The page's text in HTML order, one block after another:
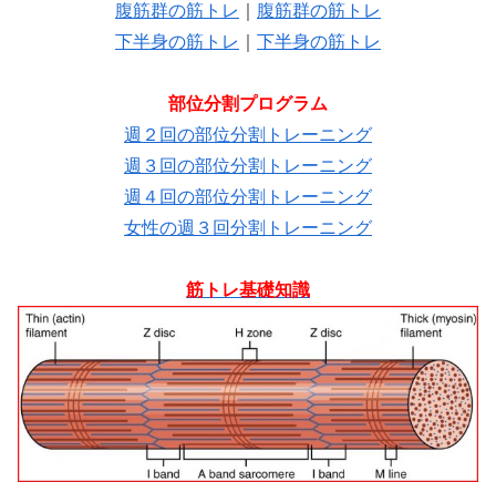
腹筋群の筋トレ
腹筋群の筋トレ
下半身の筋トレ
下半身の筋トレ
部位分割プログラム
週２回の部位分割トレーニング
週３回の部位分割トレーニング
週４回の部位分割トレーニング
女性の週３回分割トレーニング
筋トレ基礎知識